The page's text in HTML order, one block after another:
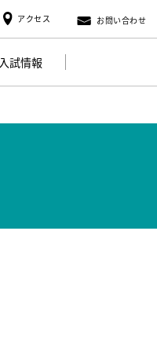
アクセス お問い合わせ
入試情報